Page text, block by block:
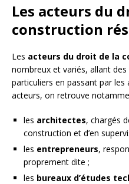
Les acteurs du
construction
Les acteurs du droit de la
nombreux et variés, allant
particuliers en passant par
acteurs, on retrouve
les architectes, chargés
construction et d’en
les entrepreneurs,
proprement dite ;
les bureaux d’études